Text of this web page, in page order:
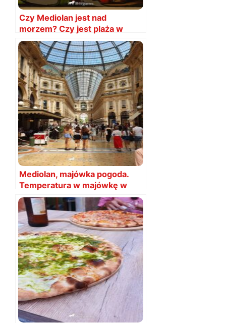
Czy Mediolan jest nad
morzem? Czy jest plaża w
Mediolanie?
Mediolan, majówka pogoda.
Temperatura w majówkę w
Mediolanie